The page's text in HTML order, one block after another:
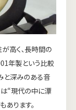
高く、長時間の
年製という比較
と深みのある音
は“現代の中に漂
あります。